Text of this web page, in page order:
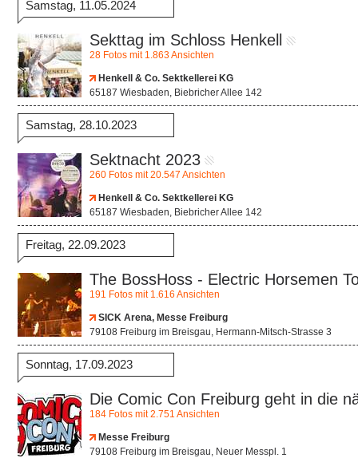
Samstag, 11.05.2024
Sekttag im Schloss Henkell
28 Fotos mit 1.863 Ansichten
Henkell & Co. Sektkellerei KG
65187 Wiesbaden, Biebricher Allee 142
Samstag, 28.10.2023
Sektnacht 2023
260 Fotos mit 20.547 Ansichten
Henkell & Co. Sektkellerei KG
65187 Wiesbaden, Biebricher Allee 142
Freitag, 22.09.2023
The BossHoss - Electric Horsemen
191 Fotos mit 1.616 Ansichten
SICK Arena, Messe Freiburg
79108 Freiburg im Breisgau, Hermann-Mitsch-Strasse 3
Sonntag, 17.09.2023
Die Comic Con Freiburg geht in die
184 Fotos mit 2.751 Ansichten
Messe Freiburg
79108 Freiburg im Breisgau, Neuer Messpl. 1